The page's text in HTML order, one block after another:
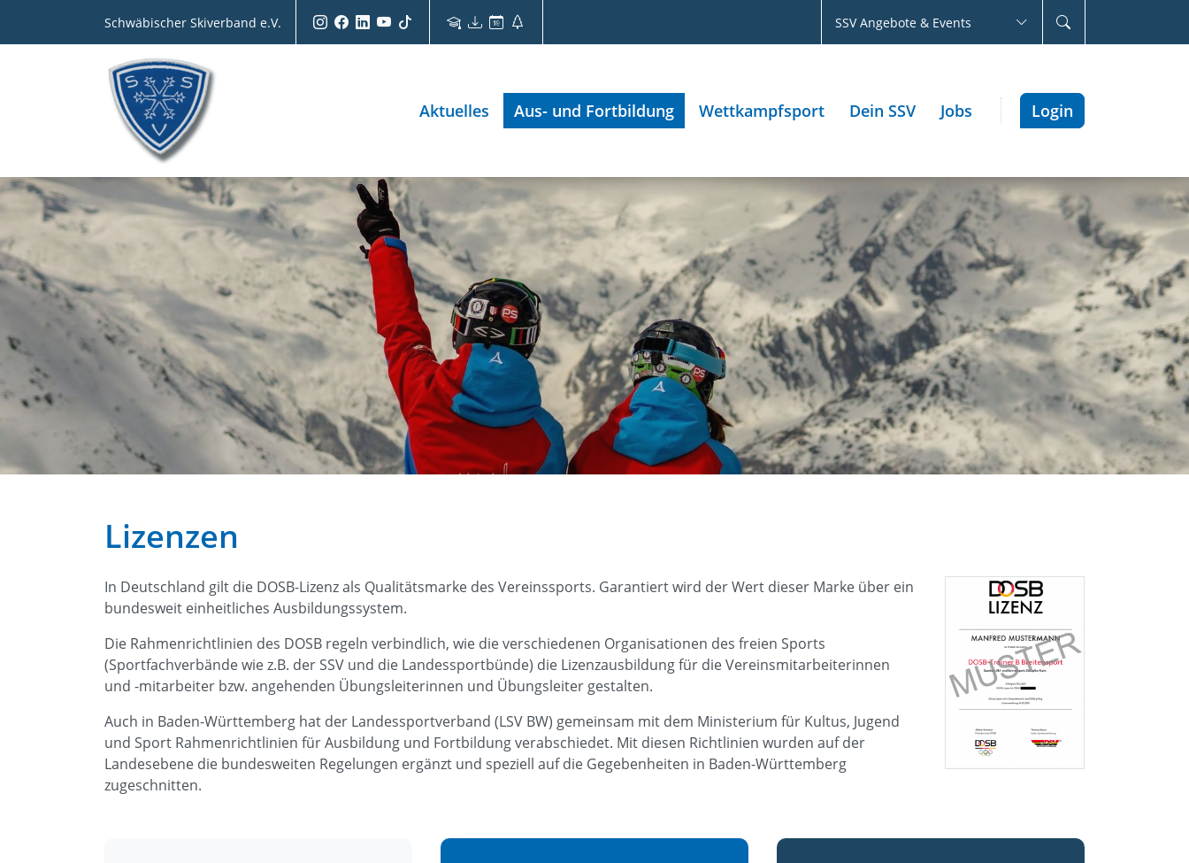
Schwäbischer Skiverband e.V. SSV Angebote & Events
Aktuelles Aus- und Fortbildung Wettkampfsport Dein SSV Jobs Login
Lizenzen
In Deutschland gilt die DOSB-Lizenz als Qualitätsmarke des Vereinssports. Garantiert wird der Wert dieser Marke über ein
bundesweit einheitliches Ausbildungssystem.
Die Rahmenrichtlinien des DOSB regeln verbindlich, wie die verschiedenen Organisationen des freien Sports
(Sportfachverbände wie z.B. der SSV und die Landessportbünde) die Lizenzausbildung für die Vereinsmitarbeiterinnen
und -mitarbeiter bzw. angehenden Übungsleiterinnen und Übungsleiter gestalten.
Auch in Baden-Württemberg hat der Landessportverband (LSV BW) gemeinsam mit dem Ministerium für Kultus, Jugend
und Sport Rahmenrichtlinien für Ausbildung und Fortbildung verabschiedet. Mit diesen Richtlinien wurden auf der
Landesebene die bundesweiten Regelungen ergänzt und speziell auf die Gegebenheiten in Baden-Württemberg
zugeschnitten.